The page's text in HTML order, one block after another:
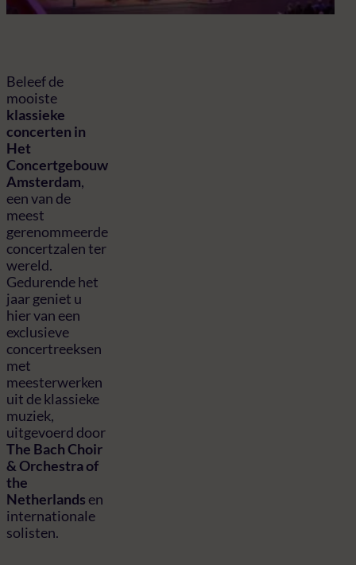
Beleef de
mooiste
klassieke
concerten in
Het
Concertgebouw
Amsterdam,
een van de
meest
gerenommeerde
concertzalen ter
wereld.
Gedurende het
jaar geniet u
hier van een
exclusieve
concertreeksen
met
meesterwerken
uit de klassieke
muziek,
uitgevoerd door
The Bach Choir
& Orchestra of
the
Netherlands en
internationale
solisten.